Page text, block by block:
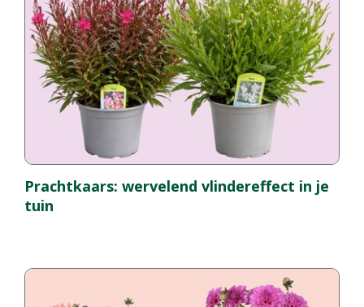
Prachtkaars: wervelend vlindereffect in je
tuin